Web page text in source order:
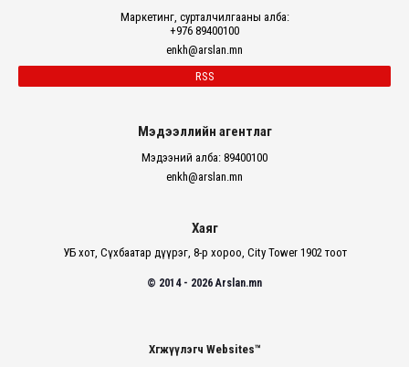
Маркетинг, сурталчилгааны алба:
+976 89400100
enkh@arslan.mn
RSS
Мэдээллийн агентлаг
Мэдээний алба: 89400100
enkh@arslan.mn
Хаяг
УБ хот, Сүхбаатар дүүрэг, 8-р хороо, City Tower 1902 тоот
© 2014 - 2026 Arslan.mn
Хөгжүүлэгч Websites™